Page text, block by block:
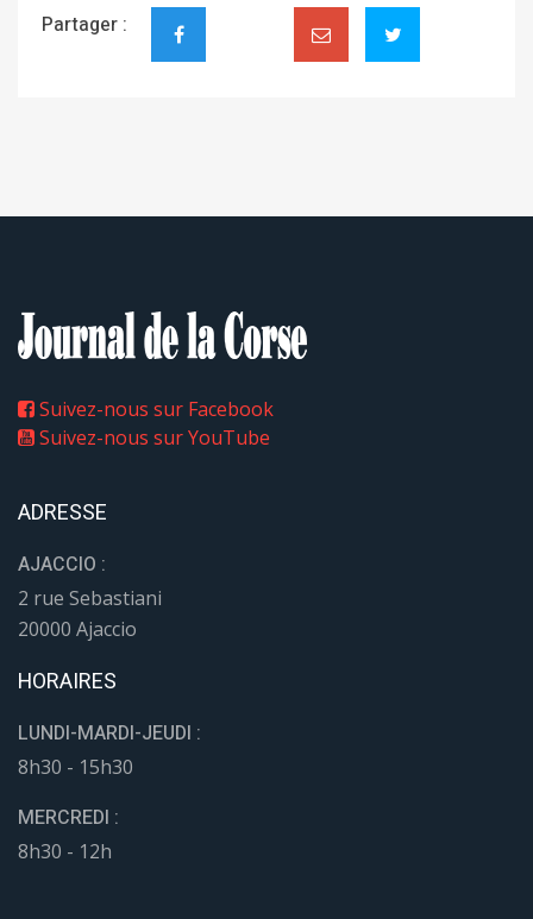
Partager :
Suivez-nous sur Facebook
Suivez-nous sur YouTube
ADRESSE
AJACCIO :
2 rue Sebastiani
20000 Ajaccio
HORAIRES
LUNDI-MARDI-JEUDI :
8h30 - 15h30
MERCREDI :
8h30 - 12h